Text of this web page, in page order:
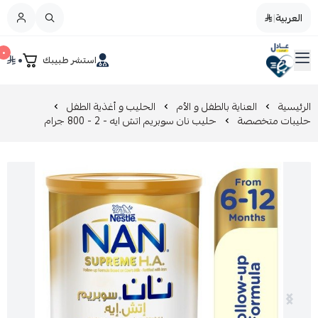
العربية|
صيدليات عادل استشر طبيبك ٠ ٠ القائمة الرئيسية
تخفيضات
عروض التوفير
العناية بالجمال
عرض الكل
مزيل طلاء الأظافر
العناية بالطفل و الأم
عرض الكل
العناية اليومية
الرئيسية العناية بالطفل و الأم الحليب و أغذية الطفل
حليبات متخصصة حليب نان سوبريم اتش ايه - 2 - 800 جرام